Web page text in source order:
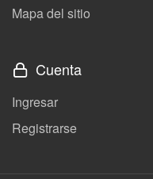
Mapa del sitio
Cuenta
Ingresar
Registrarse